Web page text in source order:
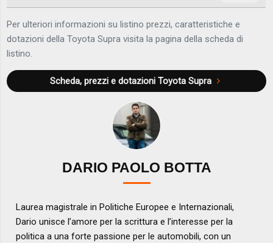
Per ulteriori informazioni su listino prezzi, caratteristiche e
dotazioni della Toyota Supra visita la pagina della scheda di
listino.
Scheda, prezzi e dotazioniToyota Supra
DARIO PAOLO BOTTA
Laurea magistrale in Politiche Europee e Internazionali,
Dario unisce l’amore per la scrittura e l’interesse per la
politica a una forte passione per le automobili, con un